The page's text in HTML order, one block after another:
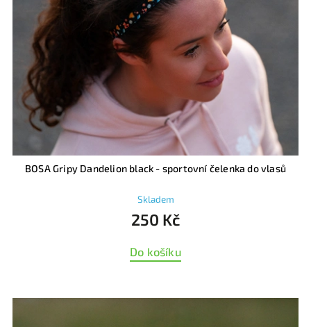
BOSA Gripy Dandelion black - sportovní čelenka do vlasů
Skladem
250 Kč
Do košíku